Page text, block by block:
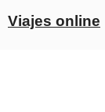
Viajes online